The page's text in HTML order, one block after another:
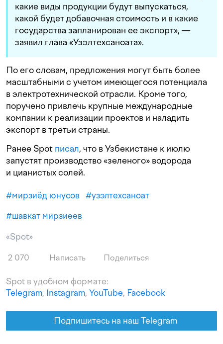
какие виды продукции будут выпускаться,
какой будет добавочная стоимость и в какие
государства запланирован ее экспорт», —
заявил глава «Узэлтехсаноата».
По его словам, предложения могут быть более
масштабными с учетом имеющегося потенциала
в электротехнической отрасли. Кроме того,
поручено привлечь крупные международные
компании к реализации проектов и наладить
экспорт в третьи страны.
Ранее Spot писал, что в Узбекистане к июлю
запустят производство «зеленого» водорода
и цианистых солей.
#мирзиёд юнусов #узэлтехсаноат
#шавкат мирзиеев
«Spot»
2 070 Написать Поделиться
Spot в удобном формате:
Telegram, Instagram, YouTube, Facebook
Подпишитесь на наш Telegram